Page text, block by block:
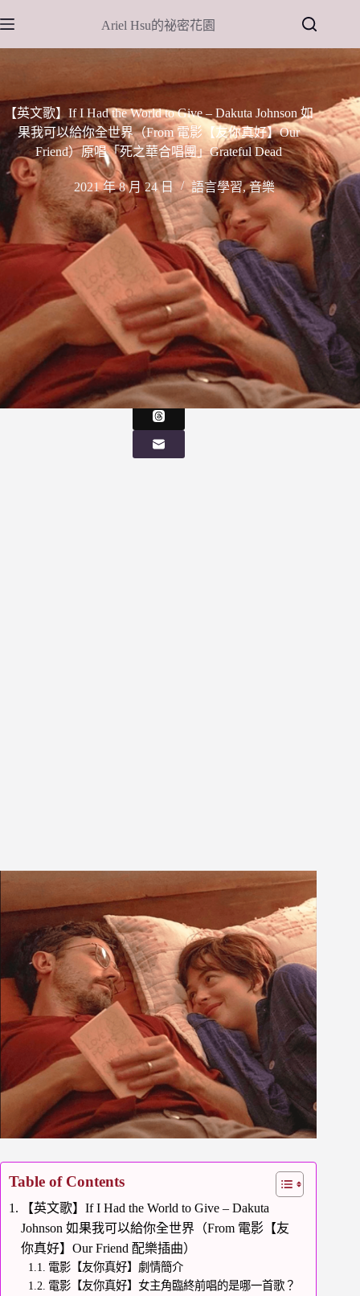
至
主
容
Ariel Hsu的祕密花園
【英文歌】If I Had the World to Give – Dakuta Johnson 如
果我可以給你全世界（From 電影【友你真好】Our
Friend）原唱「死之華合唱團」Grateful Dead
2021 年 8 月 24 日 語言學習,音樂
Table of Contents
【英文歌】If I Had the World to Give – Dakuta
Johnson 如果我可以給你全世界（From 電影【友
你真好】Our Friend 配樂插曲）
電影【友你真好】劇情簡介
電影【友你真好】女主角臨終前唱的是哪一首歌？